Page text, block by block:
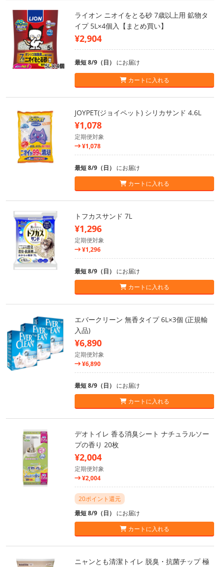
ライオン ニオイをとる砂 7歳以上用 鉱物タ
イプ 5L×4個入【まとめ買い】
¥2,904
最短 8/9（日） にお届け
カートに入れる
JOYPET(ジョイペット) シリカサンド 4.6L
¥1,078
定期便対象
¥1,078
最短 8/9（日） にお届け
カートに入れる
トフカスサンド 7L
¥1,296
定期便対象
¥1,296
最短 8/9（日） にお届け
カートに入れる
エバークリーン 無香タイプ 6L×3個 (正規輸
入品)
¥6,890
定期便対象
¥6,890
最短 8/9（日） にお届け
カートに入れる
デオトイレ 香る消臭シート ナチュラルソー
プの香り 20枚
¥2,004
定期便対象
¥2,004
20ポイント還元
最短 8/9（日） にお届け
カートに入れる
ニャンとも清潔トイレ 脱臭・抗菌チップ 極